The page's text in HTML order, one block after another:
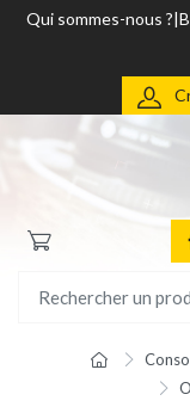
Qui sommes-nous ?